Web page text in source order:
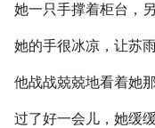
她一只手撑着柜台，
她的手很冰凉，让苏
他战战兢兢地看着她
过了好一会儿，她缓